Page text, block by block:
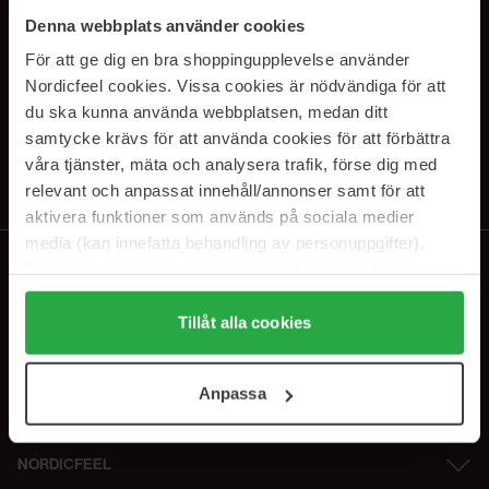
Denna webbplats använder cookies
För att ge dig en bra shoppingupplevelse använder
Nordicfeel cookies. Vissa cookies är nödvändiga för att
du ska kunna använda webbplatsen, medan ditt
samtycke krävs för att använda cookies för att förbättra
våra tjänster, mäta och analysera trafik, förse dig med
relevant och anpassat innehåll/annonser samt för att
aktivera funktioner som används på sociala medier
media (kan innefatta behandling av personuppgifter).
Genom att trycka på "Tillåt alla cookies" accepterar du
alla cookies, medan du under "Detaljer" kan anpassa
användningen av cookies. Du kan när som helst återkalla
samt vår Integritetspolicy.
Tillåt alla cookies
Anpassa
PRENUMERERA PÅ VÅRA
NYHETSBREV
Genom att prenumerera accepterar du vårIntegritetspolicy.
Avprenumerera när som helst.
NORDICFEEL